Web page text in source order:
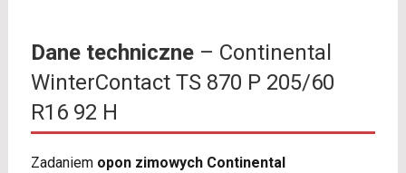
Dane techniczne– Continental
WinterContact TS 870 P 205/60
R16 92 H
Zadaniem opon zimowych Continental